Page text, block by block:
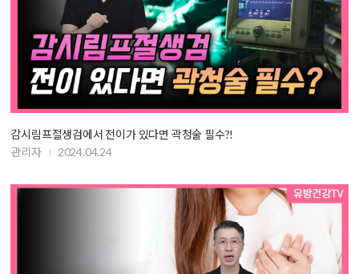
감시림프절생검에서 전이가 있다면 곽청술 필수?!
관리자
2024.04.24